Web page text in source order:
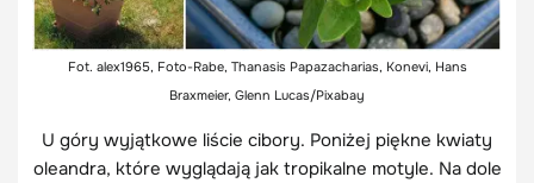
Fot. alex1965, Foto-Rabe, Thanasis Papazacharias, Konevi, Hans
Braxmeier, Glenn Lucas/Pixabay
U góry wyjątkowe liście cibory. Poniżej piękne kwiaty
oleandra, które wyglądają jak tropikalne motyle. Na dole